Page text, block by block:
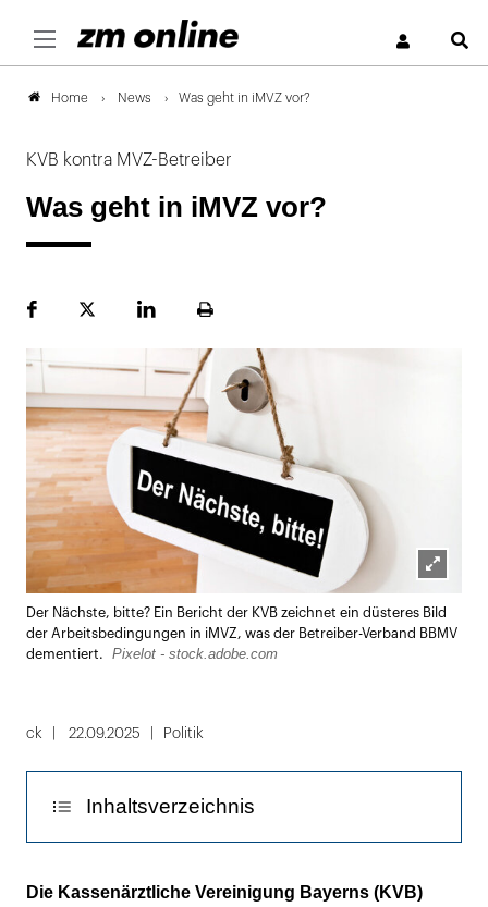
Home News Was geht in iMVZ vor?
KVB kontra MVZ-Betreiber
Was geht in iMVZ vor?
FacebookPlattformLinekdInSeite
öffnen
Der Nächste, bitte? Ein Bericht der KVB zeichnet ein düsteres Bild
der Arbeitsbedingungen in iMVZ, was der Betreiber-Verband BBMV
dementiert.
Pixelot - stock.adobe.com
ck 22.09.2025 Politik
Inhaltsverzeichnis
Arztpraxen: von Versorgungsstätten zu
Die Kassenärztliche Vereinigung Bayerns (KVB)